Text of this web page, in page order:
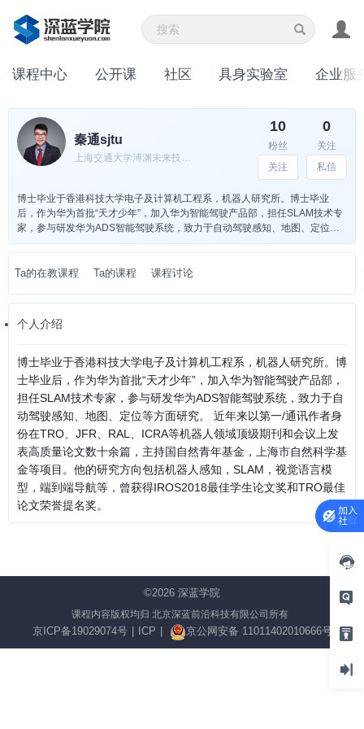
课程中心 公开课 社区 具身实验室 企业服
秦通sjtu
上海交通大学溥渊未来技术学院副教授，VINS第一作者，首批华为天才少年
10
粉丝
关注
0
关注
私信
博士毕业于香港科技大学电子及计算机工程系，机器人研究所。博士毕业
后，作为华为首批“天才少年”，加入华为智能驾驶产品部，担任SLAM技术专
家，参与研发华为ADS智能驾驶系统，致力于自动驾驶感知、地图、定位等
方面研究。近年来以第一/通讯作者身份在TRO、JFR、RAL、ICRA等机器人
海市自然科学基金等项目。他的研究方向包括机器人感知，SLAM，视觉语言
提名奖。
Ta的在教课程 Ta的课程 课程讨论
个人介绍
博士毕业于香港科技大学电子及计算机工程系，机器人研究所。博
士毕业后，作为华为首批“天才少年”，加入华为智能驾驶产品部，
担任SLAM技术专家，参与研发华为ADS智能驾驶系统，致力于自
动驾驶感知、地图、定位等方面研究。 近年来以第一/通讯作者身
份在TRO、JFR、RAL、ICRA等机器人领域顶级期刊和会议上发
表高质量论文数十余篇，主持国自然青年基金，上海市自然科学基
金等项目。他的研究方向包括机器人感知，SLAM，视觉语言模
型，端到端导航等，曾获得IROS2018最佳学生论文奖和TRO最佳
论文荣誉提名奖。
©2026 深蓝学院
课程内容版权均归 北京深蓝前沿科技有限公司所有
京ICP备19029074号 ICP 京公网安备 11011402010666号